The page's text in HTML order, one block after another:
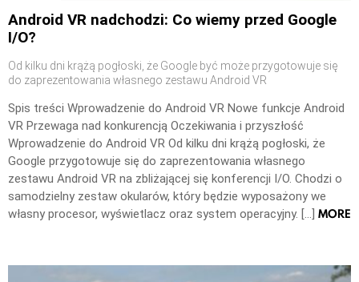
Android VR nadchodzi: Co wiemy przed Google
I/O?
Od kilku dni krążą pogłoski, że Google być może przygotowuje się
do zaprezentowania własnego zestawu Android VR
Spis treści Wprowadzenie do Android VR Nowe funkcje Android
VR Przewaga nad konkurencją Oczekiwania i przyszłość
Wprowadzenie do Android VR Od kilku dni krążą pogłoski, że
Google przygotowuje się do zaprezentowania własnego
zestawu Android VR na zbliżającej się konferencji I/O. Chodzi o
samodzielny zestaw okularów, który będzie wyposażony we
własny procesor, wyświetlacz oraz system operacyjny. […] MORE